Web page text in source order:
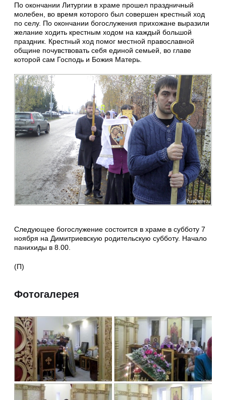
По окончании Литургии в храме прошел праздничный
молебен, во время которого был совершен крестный ход
по селу. По окончании богослужения прихожане выразили
желание ходить крестным ходом на каждый большой
праздник. Крестный ход помог местной православной
общине почувствовать себя единой семьей, во главе
которой сам Господь и Божия Матерь.
Следующее богослужение состоится в храме в субботу 7
ноября на Димитриевскую родительскую субботу. Начало
панихиды в 8.00.
(П)
Фотогалерея